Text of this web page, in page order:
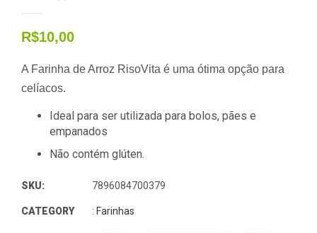
R$10,00
A Farinha de Arroz RisoVita é uma ótima opção para
celíacos.
Ideal para ser utilizada para bolos, pães e
empanados
Não contém glúten.
SKU: 7896084700379
CATEGORY : Farinhas